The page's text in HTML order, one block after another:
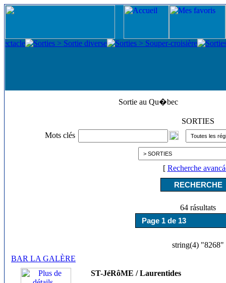
Sortie au Qu�bec
SORTIES
Mots clés
[ Recherche
64 rásultats
string(4) "8268"
BAR LA GALÈRE
ST-JéRôME / Laurentides